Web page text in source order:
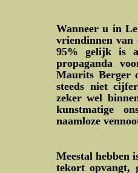
Wanneer u in
vriendinnen van
95% gelijk is
propaganda
Maurits Berger
steeds niet
zeker wel
kunstmatige
naamloze
Meestal hebben
tekort opvangt,